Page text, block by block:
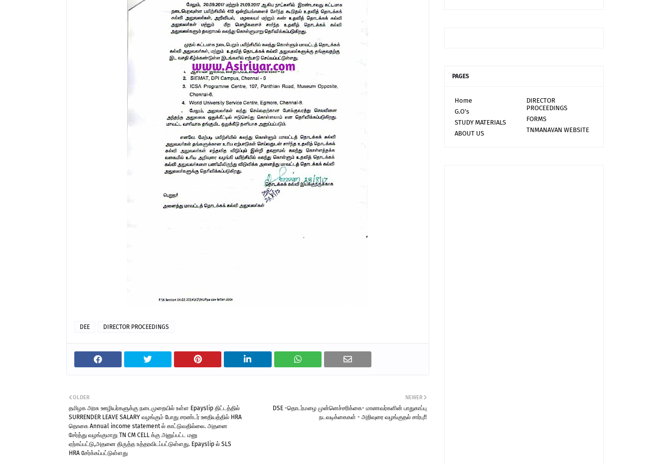
DEE DIRECTOR PROCEEDINGS
NEWER
DSE -தொடர்மழை முன்னெச்சரிக்கை- மாணவர்களின் பாதுகாப்பு
நடவடிக்கைகள் - அறிவுரை வழங்குதல் சார்பு!!
OLDER
தமிழக அரசு ஊழியர்களுக்கு நடைமுறையில் உள்ள Epayslip திட்டத்தில்
SURRENDER LEAVE SALARY வழங்கும் போது சரண்டர் ஊதியத்தில் HRA
தொகை Annual income statement ல் காட்டுவதில்லை. அதனை
சேர்த்து வழங்குமாறு TN CM CELL க்கு அனுப்பட்ட மனு
ஏற்கப்பட்டு,அதனை திருத்த உத்தரவிடப்பட்டுள்ளது. Epayslip ல் SLS
HRA சேர்க்கப்பட்டுள்ளது
PAGES
Home
DIRECTOR
PROCEEDINGS
G.O's
FORMS
STUDY MATERIALS
TNMANAVAN WEBSITE
ABOUT US